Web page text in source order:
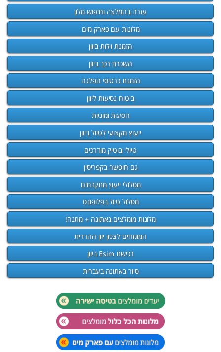
עזרה בהמלצה וחיפוש מלון
מלונות עם פארק מים
הזמנת וילות ביוון
השכרת רכב ביוון
הזמנת כרטיסי הפלגה
ביטוח נסיעות ליוון
הסעות ומוניות
ייעוץ מקצועי לטיול ביוון
טיולי בוטיק מודרכים
גם חופשה בקפריסין
מסלולי ייעוץ מתקדמים
מסלול טיול בפלופונס
מלונות מומלצים באתונה + מתנה!
המומחים לצפון יוון ההררית
רכישת Esim ביוון
סיור באתונה בעברית